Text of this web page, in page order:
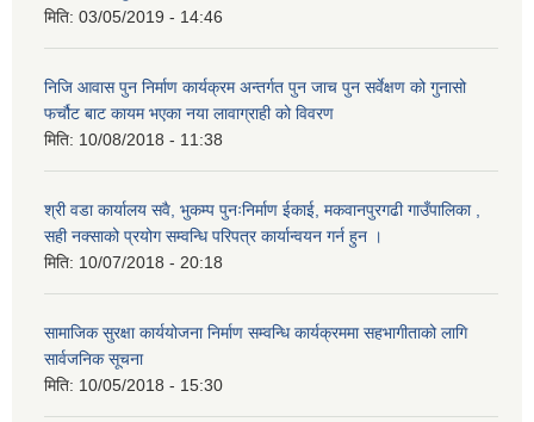
मिति: 03/05/2019 - 14:46
निजि आवास पुन निर्माण कार्यक्रम अन्तर्गत पुन जाच पुन सर्वेक्षण को गुनासो
फर्चौट बाट कायम भएका नया लावाग्राही को विवरण
मिति: 10/08/2018 - 11:38
श्री वडा कार्यालय सवै, भुकम्प पुनःनिर्माण ईकाई, मकवानपुरगढी गाउँपालिका ,
सही नक्साको प्रयोग सम्वन्धि परिपत्र कार्यान्वयन गर्न हुन ।
मिति: 10/07/2018 - 20:18
सामाजिक सुरक्षा कार्ययोजना निर्माण सम्वन्धि कार्यक्रममा सहभागीताको लागि
सार्वजनिक सूचना
मिति: 10/05/2018 - 15:30